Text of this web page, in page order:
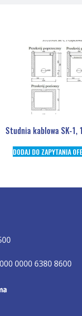
Studnia kablowa SK-1,
DODAJ DO ZAPYTANIA
0000 6380 8600